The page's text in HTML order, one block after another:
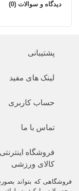
دیدگاه و سوالات (0)
پشتیبانی
لینک های مفید
حساب کاربری
تماس با ما
فروشگاه
کالای ورزشی
فروشگاهی که بتواند